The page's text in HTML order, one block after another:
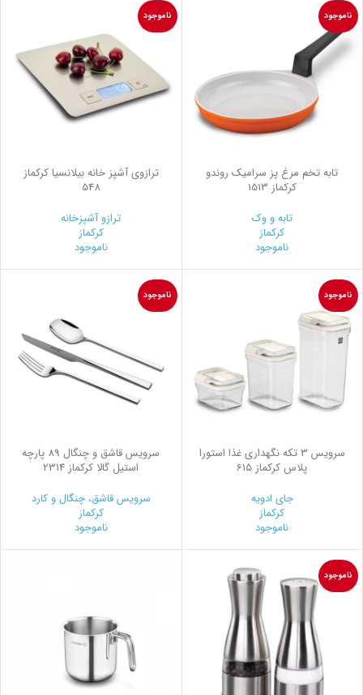
ناموجود
تابه تخم مرغ پز سرامیک روندو
کرکماز 1513
تابه و وک
کرکماز
ناموجود
ناموجود
ترازوی آشپز خانه بیلانسیا کرکماز
548
ترازو آشپزخانه
کرکماز
ناموجود
ناموجود
سرويس 3 تكه نگهداری غذا استورا
پلاس کرکماز 615
جای ادویه
کرکماز
ناموجود
ناموجود
سرویس قاشق و چنگال 89 پارچه
استیل گالا کرکماز 2314
سرویس قاشق، چنگال و کارد
کرکماز
ناموجود
ناموجود